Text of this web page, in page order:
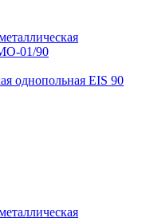
однопольная EIS 90